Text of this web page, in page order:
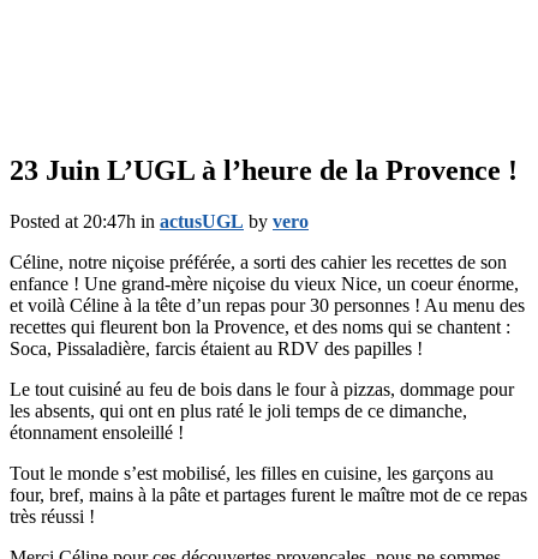
23 Juin L’UGL à l’heure de la Provence !
Posted at 20:47h in actusUGL by vero
Céline, notre niçoise préférée, a sorti des cahier les recettes de son
enfance ! Une grand-mère niçoise du vieux Nice, un coeur énorme,
et voilà Céline à la tête d’un repas pour 30 personnes ! Au menu des
recettes qui fleurent bon la Provence, et des noms qui se chantent :
Soca, Pissaladière, farcis étaient au RDV des papilles !
Le tout cuisiné au feu de bois dans le four à pizzas, dommage pour
les absents, qui ont en plus raté le joli temps de ce dimanche,
étonnament ensoleillé !
Tout le monde s’est mobilisé, les filles en cuisine, les garçons au
four, bref, mains à la pâte et partages furent le maître mot de ce repas
très réussi !